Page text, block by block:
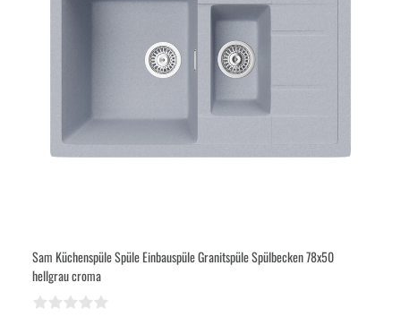
Sam Küchenspüle Spüle Einbauspüle Granitspüle Spülbecken 78x50
hellgrau croma